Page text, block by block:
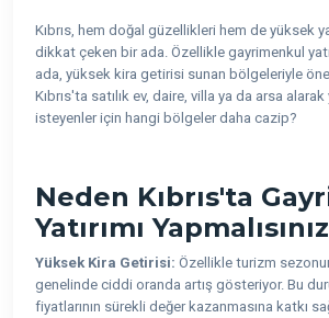
Kıbrıs, hem doğal güzellikleri hem de yüksek
dikkat çeken bir ada. Özellikle gayrimenkul
ada, yüksek kira getirisi sunan bölgeleriyle öne
Kıbrıs'ta satılık ev, daire, villa ya da arsa alarak
isteyenler için hangi bölgeler daha cazip?
Neden Kıbrıs'ta
Yatırımı
Yüksek Kira Getirisi: Özellikle turizm
genelinde ciddi oranda artış gösteriyor. Bu
fiyatlarının sürekli değer kazanmasına katkı